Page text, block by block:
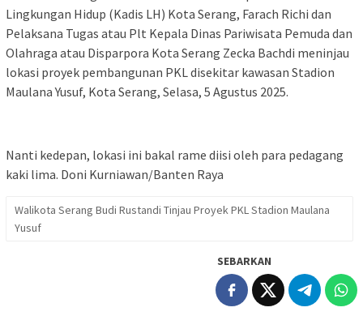
Lingkungan Hidup (Kadis LH) Kota Serang, Farach Richi dan
Pelaksana Tugas atau Plt Kepala Dinas Pariwisata Pemuda dan
Olahraga atau Disparpora Kota Serang Zecka Bachdi meninjau
lokasi proyek pembangunan PKL disekitar kawasan Stadion
Maulana Yusuf, Kota Serang, Selasa, 5 Agustus 2025.
Nanti kedepan, lokasi ini bakal rame diisi oleh para pedagang
kaki lima. Doni Kurniawan/Banten Raya
Walikota Serang Budi Rustandi Tinjau Proyek PKL Stadion Maulana
Yusuf
SEBARKAN